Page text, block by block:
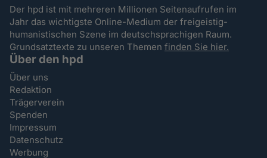
Der hpd ist mit mehreren Millionen Seitenaufrufen im
Jahr das wichtigste Online-Medium der freigeistig-
humanistischen Szene im deutschsprachigen Raum.
Grundsatztexte zu unseren Themenfinden Sie hier.
Über den hpd
Über uns
Redaktion
Trägerverein
Spenden
Impressum
Datenschutz
Werbung